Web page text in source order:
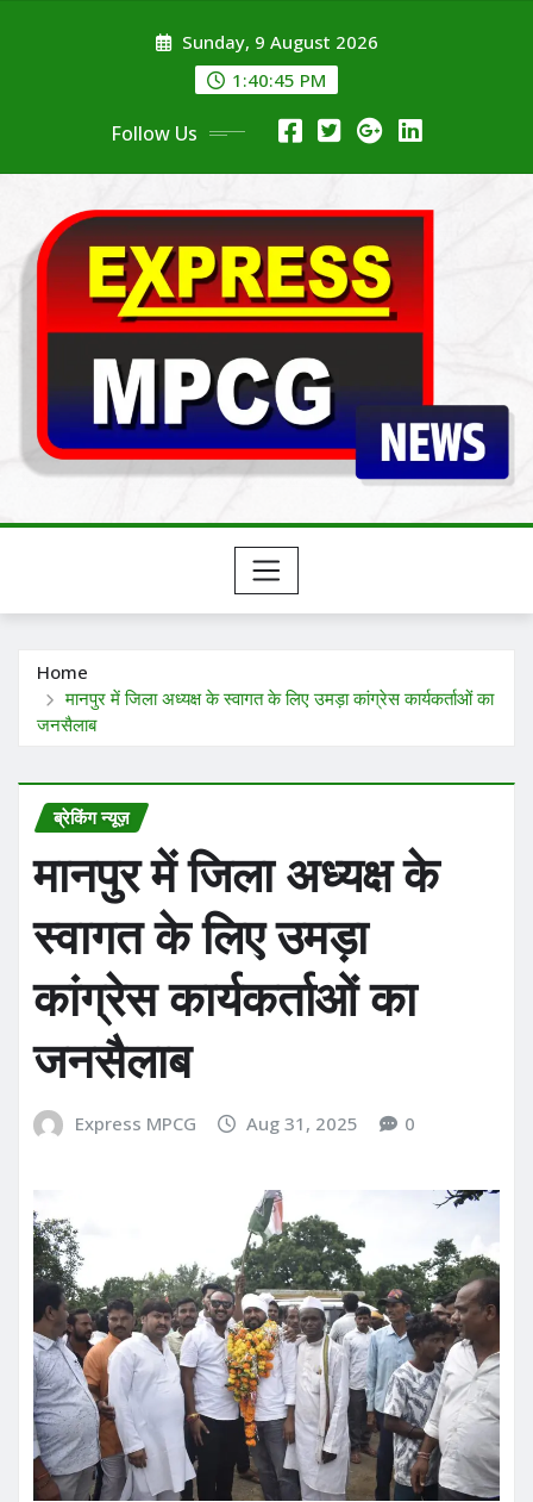
Sunday, 9 August 2026
1:40:45 PM
Follow Us
Home
मानपुर में जिला अध्यक्ष के स्वागत के लिए उमड़ा कांग्रेस कार्यकर्ताओं का
जनसैलाब
ब्रेकिंग न्यूज़
मानपुर में जिला अध्यक्ष के
स्वागत के लिए उमड़ा
कांग्रेस कार्यकर्ताओं का
जनसैलाब
Express MPCG Aug 31, 2025 0